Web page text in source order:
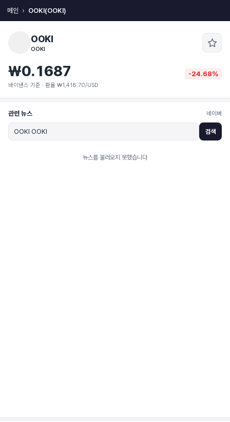
메인 OOKI(OOKI)
OOKI
OOKI
₩0.1687 -24.68%
바이낸스 기준 · 환율 ₩1,418.70/USD
관련 뉴스 네이버
검색
뉴스를 불러오지 못했습니다